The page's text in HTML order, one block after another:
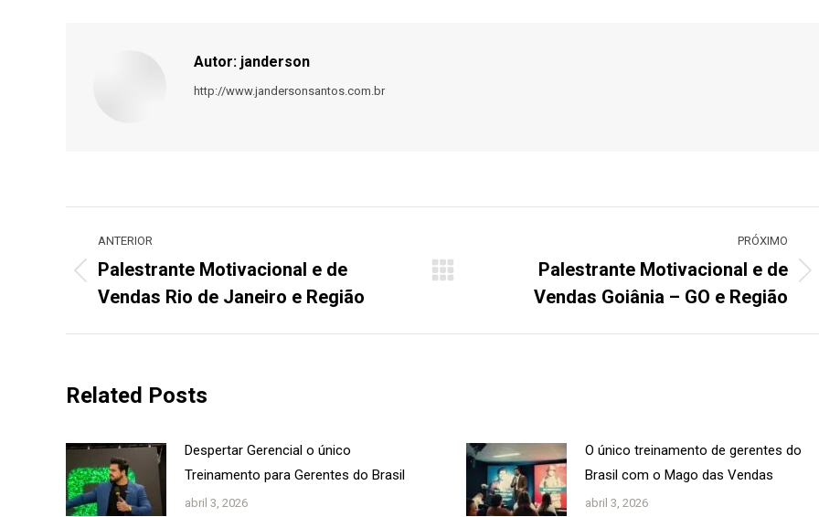
Autor: janderson
http://www.jandersonsantos.com.br
post:
ANTERIOR
Post
anterior:
Palestrante Motivacional e de
Vendas Rio de Janeiro e Região
PRÓXIMO
Palestrante Motivacional e de
Vendas Goiânia – GO e Região
Related Posts
Despertar Gerencial o único
Treinamento para Gerentes do Brasil
abril 3, 2026
O único treinamento de gerentes do
Brasil com o Mago das Vendas
abril 3, 2026